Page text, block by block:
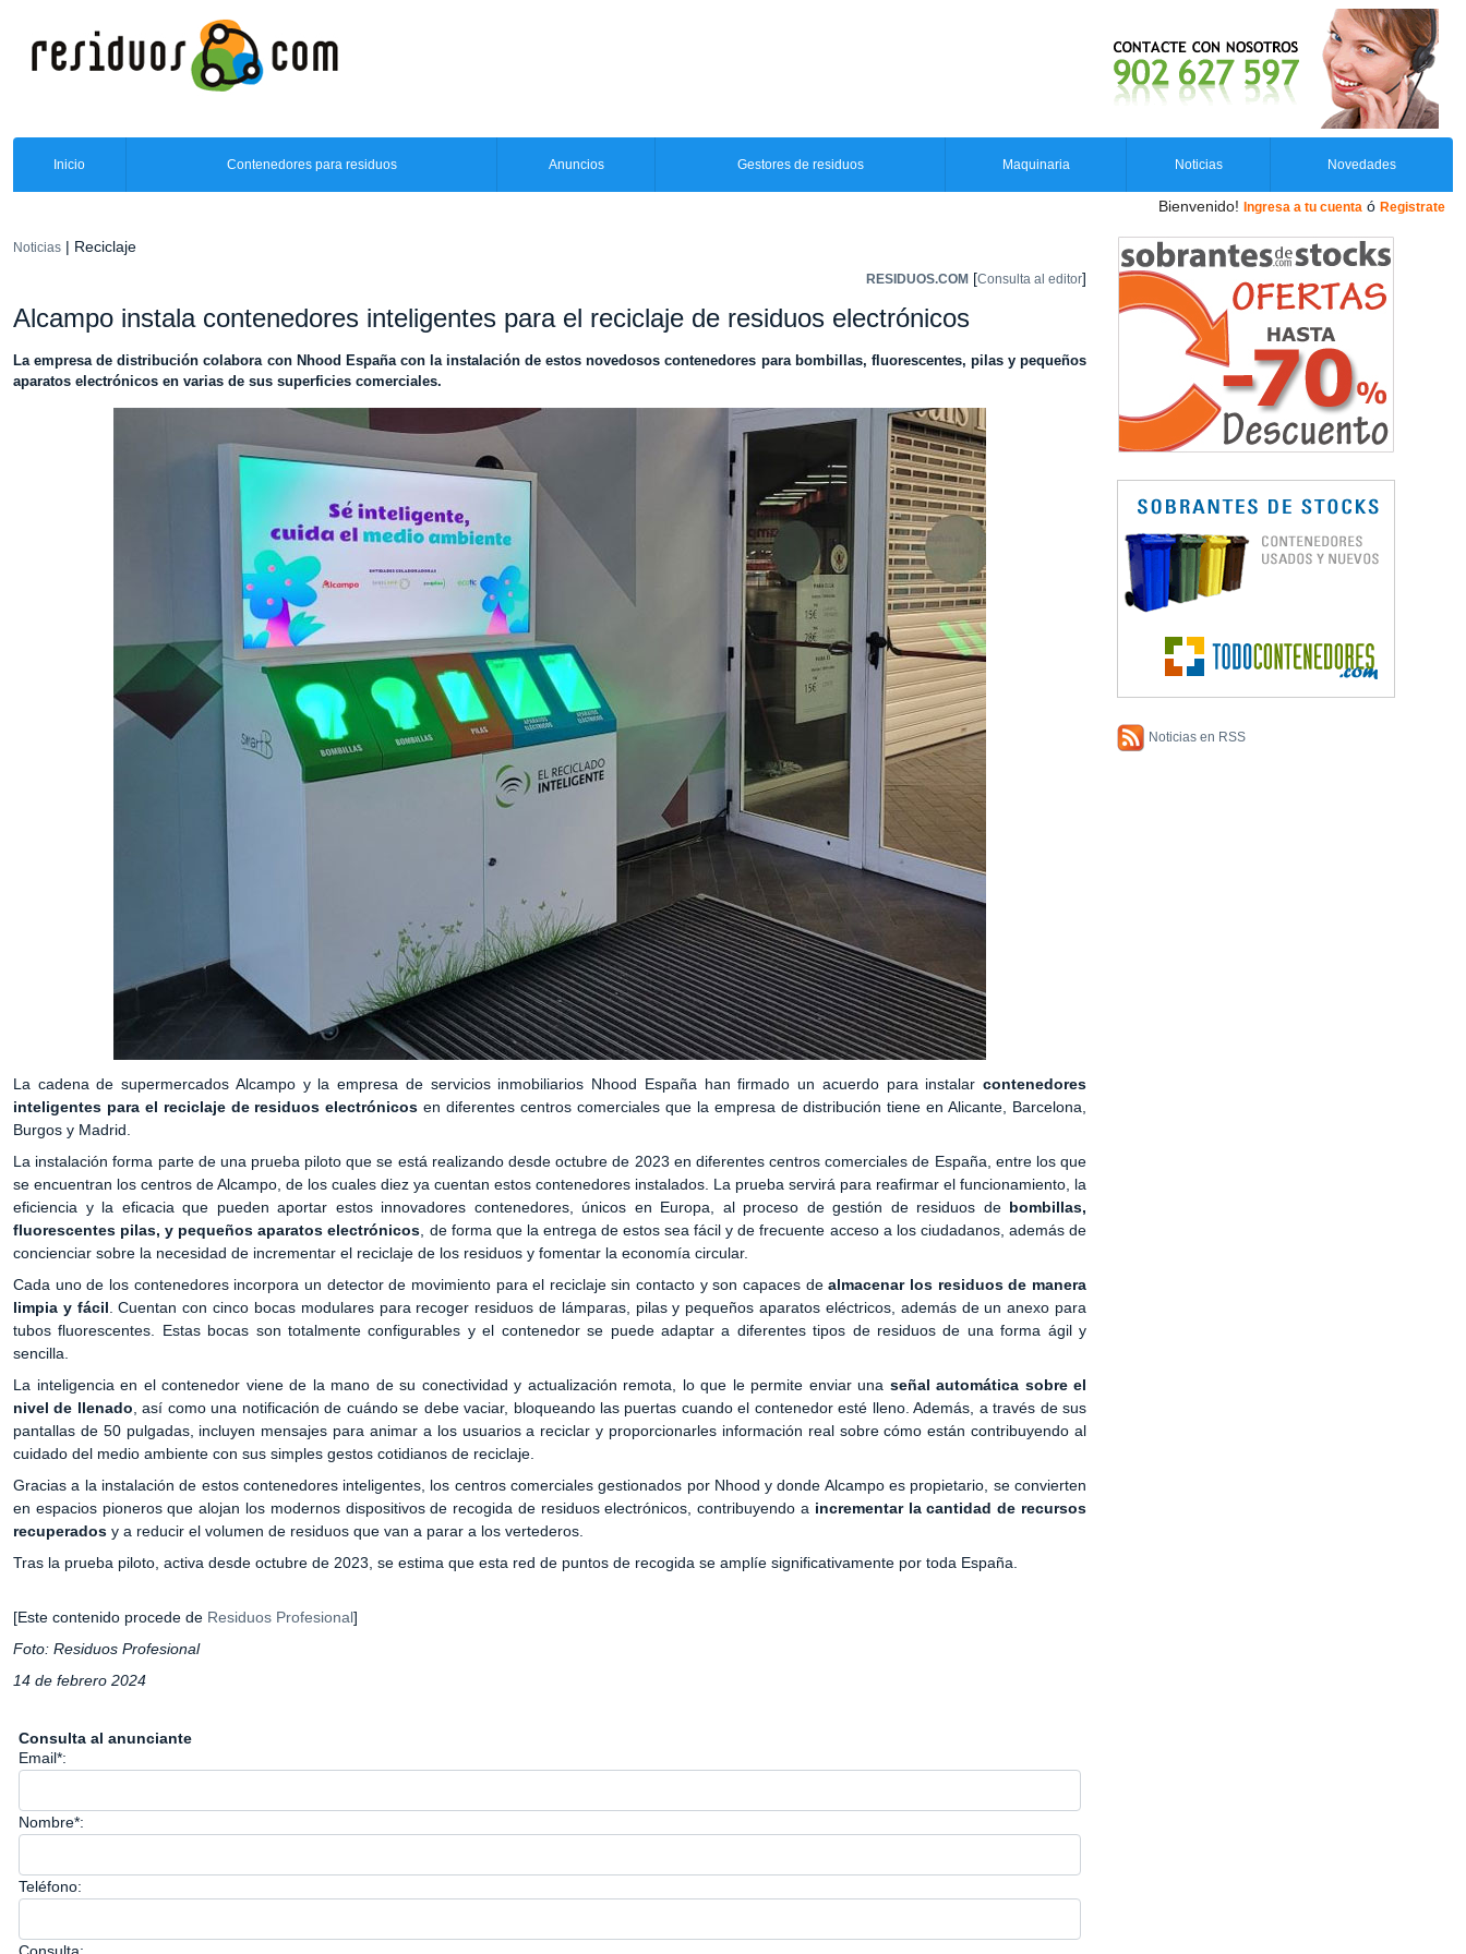
Inicio Contenedores para residuos Anuncios Gestores de residuos Maquinaria Noticias Novedades
Bienvenido! Ingresa a tu cuenta ó Registrate
Noticias | Reciclaje
RESIDUOS.COM [Consulta al editor]
Alcampo instala contenedores inteligentes para el reciclaje de residuos electrónicos
La empresa de distribución colabora con Nhood España con la instalación de estos novedosos contenedores para bombillas, fluorescentes, pilas y pequeños
aparatos electrónicos en varias de sus superficies comerciales.
La cadena de supermercados Alcampo y la empresa de servicios inmobiliarios Nhood España han firmado un acuerdo para instalar contenedores
inteligentes para el reciclaje de residuos electrónicos en diferentes centros comerciales que la empresa de distribución tiene en Alicante, Barcelona,
Burgos y Madrid.
La instalación forma parte de una prueba piloto que se está realizando desde octubre de 2023 en diferentes centros comerciales de España, entre los que
se encuentran los centros de Alcampo, de los cuales diez ya cuentan estos contenedores instalados. La prueba servirá para reafirmar el funcionamiento, la
eficiencia y la eficacia que pueden aportar estos innovadores contenedores, únicos en Europa, al proceso de gestión de residuos de bombillas,
fluorescentes pilas, y pequeños aparatos electrónicos , de forma que la entrega de estos sea fácil y de frecuente acceso a los ciudadanos, además de
concienciar sobre la necesidad de incrementar el reciclaje de los residuos y fomentar la economía circular.
Cada uno de los contenedores incorpora un detector de movimiento para el reciclaje sin contacto y son capaces dealmacenar los residuos de manera
limpia y fácil . Cuentan con cinco bocas modulares para recoger residuos de lámparas, pilas y pequeños aparatos eléctricos, además de un anexo para
tubos fluorescentes. Estas bocas son totalmente configurables y el contenedor se puede adaptar a diferentes tipos de residuos de una forma ágil y
sencilla.
La inteligencia en el contenedor viene de la mano de su conectividad y actualización remota, lo que le permite enviar una señal automática sobre el
nivel de llenado , así como una notificación de cuándo se debe vaciar, bloqueando las puertas cuando el contenedor esté lleno. Además, a través de sus
pantallas de 50 pulgadas, incluyen mensajes para animar a los usuarios a reciclar y proporcionarles información real sobre cómo están contribuyendo al
cuidado del medio ambiente con sus simples gestos cotidianos de reciclaje.
Gracias a la instalación de estos contenedores inteligentes, los centros comerciales gestionados por Nhood y donde Alcampo es propietario, se convierten
en espacios pioneros que alojan los modernos dispositivos de recogida de residuos electrónicos, contribuyendo a incrementar la cantidad de recursos
recuperados y a reducir el volumen de residuos que van a parar a los vertederos.
Tras la prueba piloto, activa desde octubre de 2023, se estima que esta red de puntos de recogida se amplíe significativamente por toda España.
[Este contenido procede de Residuos Profesional]
Foto: Residuos Profesional
14 de febrero 2024
Consulta al anunciante
Email*:
Nombre*:
Teléfono:
Noticias en RSS